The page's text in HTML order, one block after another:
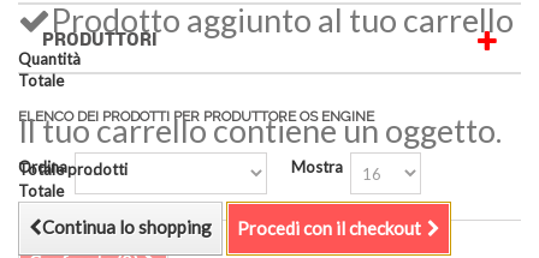
Prodotto aggiunto al tuo carrello
Quantità
Totale
Il tuo carrello contiene un oggetto.
Totale prodotti
Totale
Continua lo shopping Procedi con il checkout
PRODUTTORI
ELENCO DEI PRODOTTI PER PRODUTTORE OS ENGINE
Ordina Mostra
per pagina